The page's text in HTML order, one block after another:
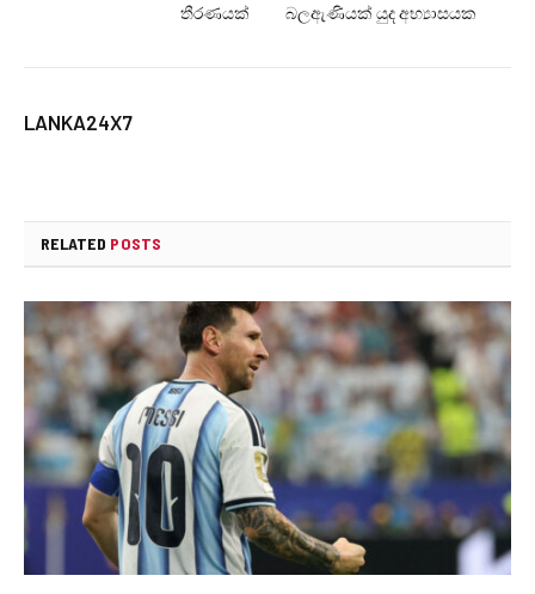
තීරණයක්
බලඇණියක් යුද අභ්‍යාසයක
LANKA24X7
RELATED POSTS